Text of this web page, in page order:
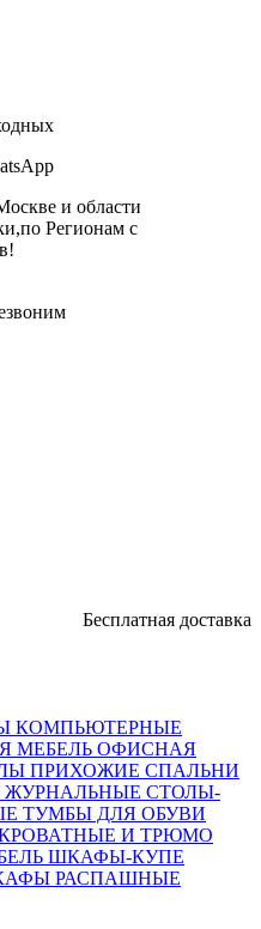
и области
Регионам с
Бесплатная доставка,
КОМПЬЮТЕРНЫЕ
МЕБЕЛЬ ОФИСНАЯ
ПРИХОЖИЕ СПАЛЬНИ
ЖУРНАЛЬНЫЕ СТОЛЫ-
ТУМБЫ ДЛЯ ОБУВИ
И ТРЮМО
ШКАФЫ-КУПЕ
РАСПАШНЫЕ